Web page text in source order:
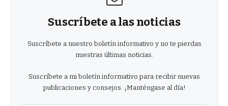
Suscríbete a las noticias
Suscríbete a nuestro boletín informativo y no te pierdas
nuestras últimas noticias.
Suscríbete a mi boletín informativo para recibir nuevas
publicaciones y consejos. ¡Manténgase al día!